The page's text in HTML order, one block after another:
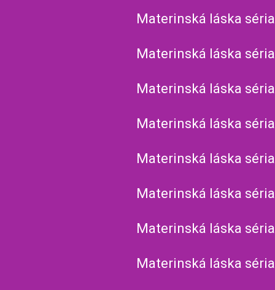
Materinská láska
Materinská láska
Materinská láska
Materinská láska
Materinská láska
Materinská láska
Materinská láska
Materinská láska